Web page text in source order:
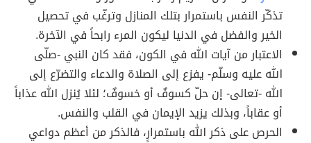
تذكّر النفس باستمرار بتلك المنازل وترغّب في تحصيل
الخير والفضل في الدنيا ليكون المرء رابحاً في الآخرة.
الاعتبار من آيات الله في الكون، فقد كان النبي -صلّى
الله عليه وسلّم- يفزع إلى الصلاة والدعاء والتضرّع إلى
الله -تعالى- إن حلّ كسوفٌ أو خسوفٌ؛ لئلا يُنزل الله عذاباً
أو عقاباً، وبذلك يزيد الإيمان في القلب والنفس.
الحرص على ذكر الله باستمرارٍ، فالذكر من أعظم دواعي